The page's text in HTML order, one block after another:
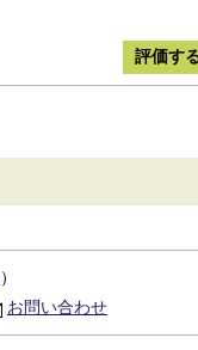
）
お問い合わせ